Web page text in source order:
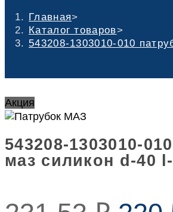
Главная>
Каталог товаров>
543208-1303010-010
Акция
543208-1303010-
маз силикон d-40